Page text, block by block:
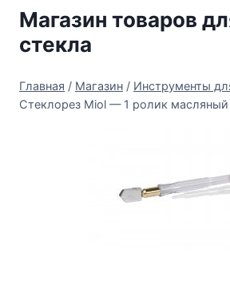
Перейти
содержимому
Магазин товаров
стекла
Главная / Магазин / Инструменты
Стеклорез Miol — 1 ролик